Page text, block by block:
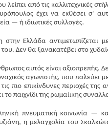
από τις καλλιτεχνικές
έχει να εκθέσει
— ή ιδιωτικές συλλογές.
στην Ελλάδα
Δεν θα ξανακατέβει στο
αυτός είναι αξιοπρεπής.
αγωνιστής, που
πιο επικίνδυνες περιοχές
παιχνίδι της ρωμαίικης
πνευματική κοινωνία —
η μελαγχολία του